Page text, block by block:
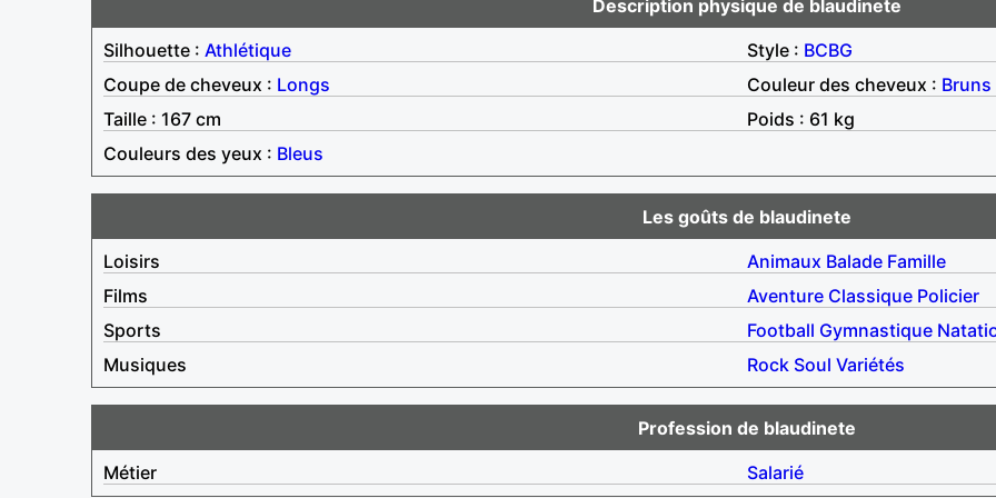
Description physique de blaudinete
Silhouette : Athlétique Style : BCBG
Coupe de cheveux : Longs Couleur des cheveux : Bruns
Taille : 167 cm
Poids : 61 kg
Couleurs des yeux : Bleus
Les goûts de blaudinete
Loisirs
Animaux Balade Famille
Films
Aventure Classique Policier
Sports
Football Gymnastique
Musiques
Rock Soul Variétés
Profession de blaudinete
Métier
Salarié